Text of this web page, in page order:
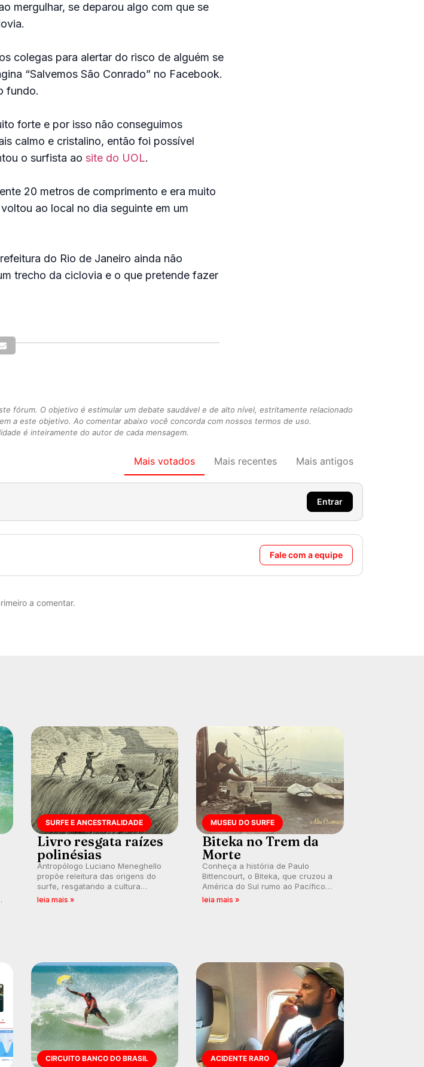
mergulhar, se deparou algo com que se
colegas para alertar do risco de alguém se
“Salvemos São Conrado” no Facebook.
fundo.
forte e por isso não conseguimos
calmo e cristalino, então foi possível
o surfista ao site do UOL.
20 metros de comprimento e era muito
ao local no dia seguinte em um
do Rio de Janeiro ainda não
trecho da ciclovia e o que pretende fazer
fórum. O objetivo é estimular um debate saudável e de alto nível, estritamente relacionado
a este objetivo. Ao comentar abaixo você concorda com nossos termos de uso.
é inteiramente do autor de cada mensagem.
Mais votados Mais recentes Mais antigos
Entrar
Fale com a equipe
a comentar.
SURFE E ANCESTRALIDADE
Livro resgata raízes
polinésias
Antropólogo Luciano Meneghello
propõe releitura das origens do
surfe, resgatando a cultura
polinésia e questionando a visão
leia mais »
MUSEU DO SURFE
Biteka no Trem da
Morte
Conheça a história de Paulo
Bittencourt, o Biteka, que cruzou a
América do Sul rumo ao Pacífico
em uma jornada que se tornou um
leia mais »
CIRCUITO BANCO DO BRASIL ACIDENTE RARO